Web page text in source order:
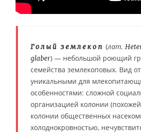
Голый землекоп (лат.
glaber) — небольшой роющий
семейства землекоповых. Вид
уникальными для
особенностями: сложной
организацией колонии
колонии общественных
холоднокровностью,